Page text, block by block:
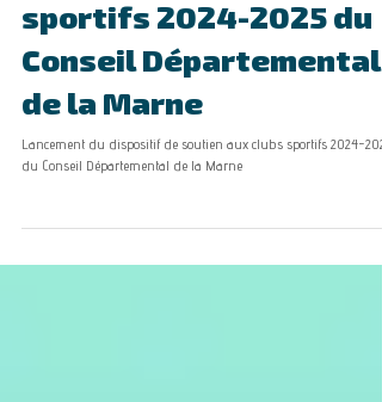
de soutien aux clubs
sportifs 2024-2025 du
Conseil Départemental
de la Marne